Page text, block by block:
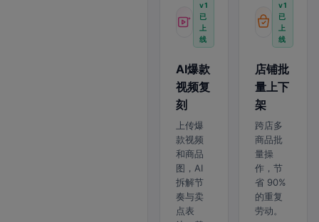
v1
已
上
线
AI爆款
视频复
刻
上传爆
款视频
和商品
图，AI
拆解节
奏与卖
点表
v1
已
上
线
店铺批
量上下
架
跨店多
商品批
量操
作，节
省 90%
的重复
劳动。